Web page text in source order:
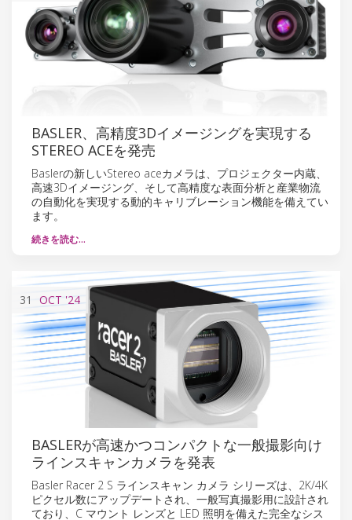
BASLER、高精度3Dイメージングを実現する
STEREO ACEを発売
Baslerの新しいStereo aceカメラは、プロジェクター内蔵、
高速3Dイメージング、そして高精度な表面分析と産業物流
の自動化を実現する動的キャリブレーション機能を備えてい
ます。
続きを読む…
31 OCT '24
BASLERが高速かつコンパクトな一般撮影向け
ラインスキャンカメラを発表
Basler Racer 2 S ラインスキャン カメラ シリーズは、2K/4K
ピクセル数にアップデートされ、一般写真撮影用に設計され
ており、C マウント レンズと LED 照明を備えた完全なシス